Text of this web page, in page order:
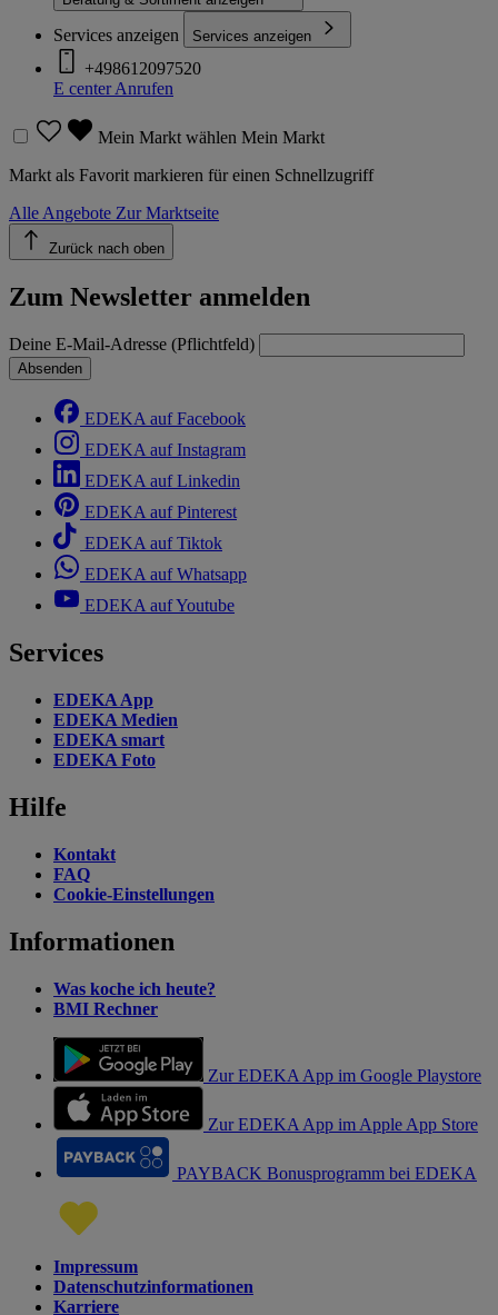
Services anzeigen Services anzeigen
+498612097520
E centerAnrufen
Mein Markt wählen Mein Markt
Markt als Favorit markieren für einen Schnellzugriff
Alle Angebote Zur Marktseite
Zurück nach oben
Zum Newsletter anmelden
Deine E-Mail-Adresse (Pflichtfeld)
Absenden
EDEKA auf Facebook
EDEKA auf Instagram
EDEKA auf Linkedin
EDEKA auf Pinterest
EDEKA auf Tiktok
EDEKA auf Whatsapp
EDEKA auf Youtube
Services
EDEKA App
EDEKA Medien
EDEKA smart
EDEKA Foto
Hilfe
Kontakt
FAQ
Cookie-Einstellungen
Informationen
Was koche ich heute?
BMI Rechner
Zur EDEKA App im Google Playstore
Zur EDEKA App im Apple App Store
PAYBACK Bonusprogramm bei EDEKA
Impressum
Datenschutzinformationen
Karriere